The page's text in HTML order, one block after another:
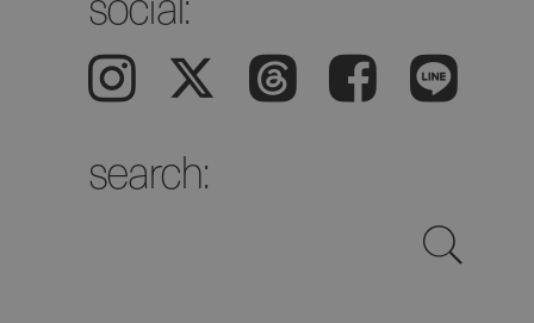
Instagram 𝕏 Threads Facebook LINE
search: